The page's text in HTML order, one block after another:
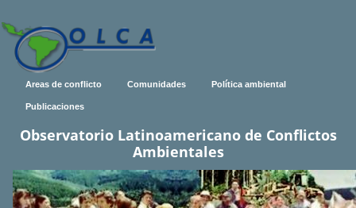
Areas de conflicto Comunidades Política ambiental
Publicaciones
Observatorio Latinoamericano de Conflictos
Ambientales